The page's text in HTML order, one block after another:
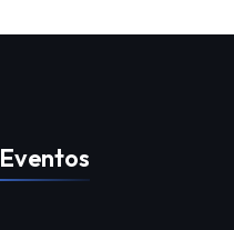
Eventos